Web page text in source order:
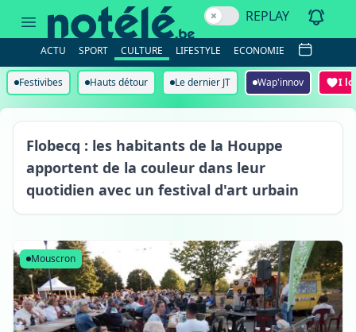
événements
Wallonie
picarde,
c'est
sur
notélé.be.
REPLAY
ACTU SPORT CULTURE LIFESTYLE ECONOMIE
Festivibes Hauts détour Le dernier JT Wap'innov I
Flobecq
Flobecq : les habitants de la Houppe
apportent de la couleur dans leur
quotidien avec un festival d'art urbain
Mouscron